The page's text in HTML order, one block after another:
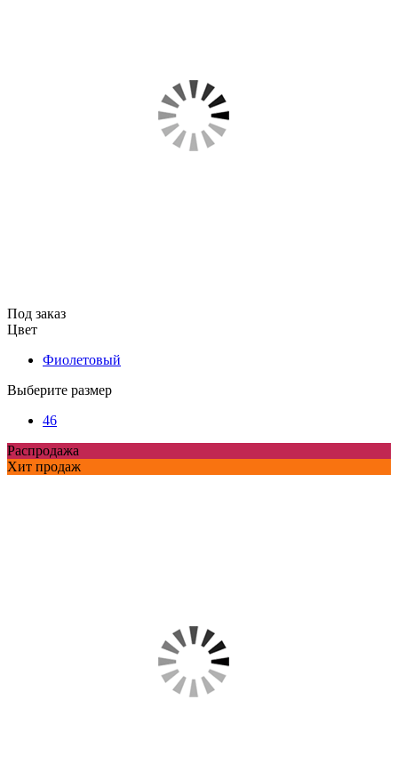
Под заказ
Цвет
Фиолетовый
Выберите размер
46
Распродажа
Хит продаж